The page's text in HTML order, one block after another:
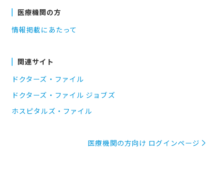
医療機関の方
情報掲載にあたって
関連サイト
ドクターズ・ファイル
ドクターズ・ファイル ジョブズ
ホスピタルズ・ファイル
医療機関の方向け ログインページ